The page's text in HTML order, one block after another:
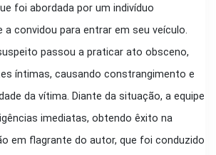
foi abordada por um indivíduo
a convidou para entrar em seu veículo.
passou a praticar ato obsceno,
íntimas, causando constrangimento e
da vítima. Diante da situação, a equipe
imediatas, obtendo êxito na
em flagrante do autor, que foi conduzido